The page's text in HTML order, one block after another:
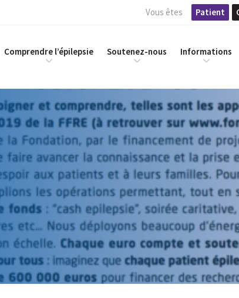
Vous êtes Patient
Comprendre l’épilepsie Soutenez-nous Informations